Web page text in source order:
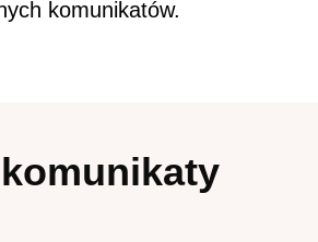
komunikatów.